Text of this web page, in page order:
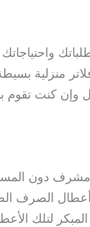
واحتياجاتك
منزلية
وإن كنت
مشرف دون
أعطال الصرف
لتلك